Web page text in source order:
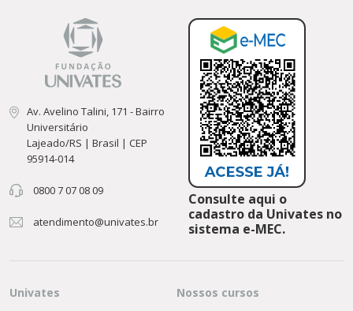
Av. Avelino Talini, 171 - Bairro
Universitário
Lajeado/RS | Brasil | CEP
95914-014
0800 7 07 08 09
atendimento@univates.br
Consulte aqui o
cadastro da Univates no
sistema e-MEC.
Univates Nossos cursos